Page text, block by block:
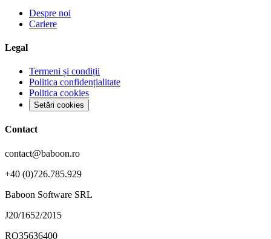
Despre noi
Cariere
Legal
Termeni și condiții
Politica confidențialitate
Politica cookies
Setări cookies
Contact
contact@baboon.ro
+40 (0)726.785.929
Baboon Software SRL
J20/1652/2015
RO35636400